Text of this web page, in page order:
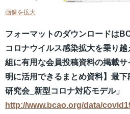
画像を拡大
フォーマットのダウンロードは
コロナウイルス感染拡大を乗り
組に有用な会員投稿資料の掲載
明に活用できるまとめ資料】最
研究会_新型コロナ対応モデル」
http://www.bcao.org/data/